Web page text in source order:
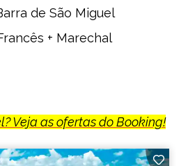
de São Miguel
+ Marechal
Veja as ofertas do Booking!